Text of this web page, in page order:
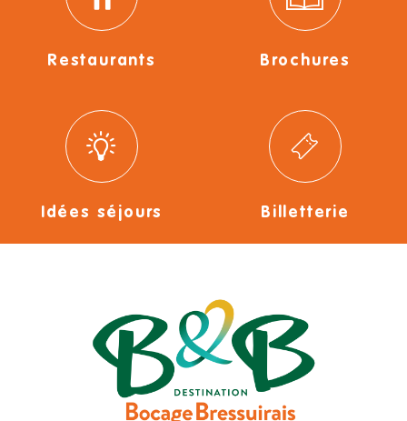
Restaurants Brochures
Idées séjours Billetterie